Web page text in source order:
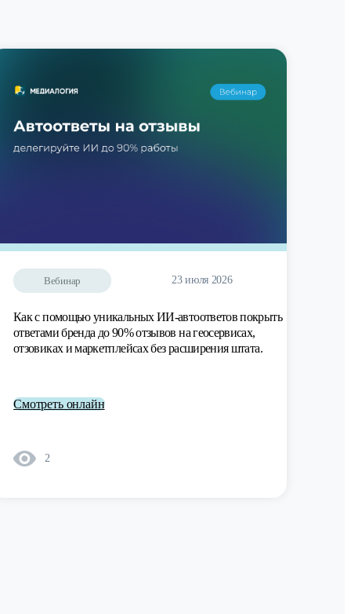
Вебинар 23 июля 2026
Как с помощью уникальных ИИ-автоответов покрыть
ответами бренда до 90% отзывов на геосервисах,
отзовиках и маркетплейсах без расширения штата.
Смотреть онлайн
2